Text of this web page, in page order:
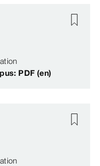
PDF (en)